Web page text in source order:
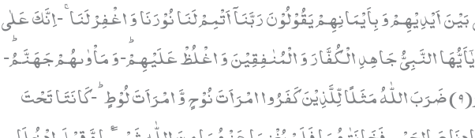
اَیْدِیْهِمْ وَ بِاَیْمَانِهِمْ یَقُوْلُوْنَ رَبَّنَاۤ اَتْمِمْ لَنَا نُوْرَنَا وَ اغْفِرْ لَنَاۚ-اِنَّكَ عَلٰى
قَدِیْرٌ(8) یٰۤاَیُّهَا النَّبِیُّ جَاهِدِ الْكُفَّارَ وَ الْمُنٰفِقِیْنَ وَ اغْلُظْ عَلَیْهِمْؕ-وَ مَاْوٰىهُمْ جَهَنَّمُؕ-
وَ بِئْسَ الْمَصِیْرُ(9) ضَرَبَ اللّٰهُ مَثَلًا لِّلَّذِیْنَ كَفَرُوا امْرَاَتَ نُوْحٍ وَّ امْرَاَتَ لُوْطٍؕ-كَانَتَا تَحْتَ